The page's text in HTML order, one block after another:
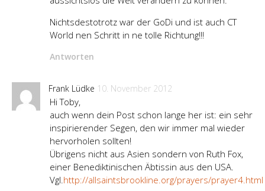
Nichtsdestotrotz war der GoDi und ist auch CT
World nen Schritt in ne tolle Richtung!!!
Antworten
Frank Lüdke 10. November 2012
Hi Toby,
auch wenn dein Post schon lange her ist: ein sehr
inspirierender Segen, den wir immer mal wieder
hervorholen sollten!
Übrigens nicht aus Asien sondern von Ruth Fox,
einer Benediktinischen Äbtissin aus den USA.
Vgl.http://allsaintsbrookline.org/prayers/prayer4.html